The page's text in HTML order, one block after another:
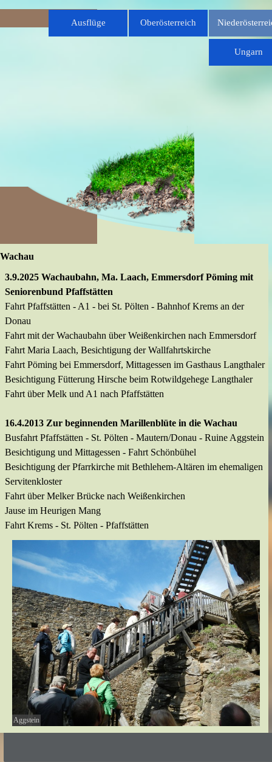
Ausflüge Oberösterreich ▼
Ungarn
Wachau
3.9.2025 Wachaubahn, Ma. Laach, Emmersdorf Pöming mit
Seniorenbund Pfaffstätten
Fahrt Pfaffstätten - A1 - bei St. Pölten - Bahnhof Krems an der
Donau
Fahrt mit der Wachaubahn über Weißenkirchen nach Emmersdorf
Fahrt Maria Laach, Besichtigung der Wallfahrtskirche
Fahrt Pöming bei Emmersdorf, Mittagessen im Gasthaus Langthaler
Besichtigung Fütterung Hirsche beim Rotwildgehege Langthaler
Fahrt über Melk und A1 nach Pfaffstätten
16.4.2013 Zur beginnenden Marillenblüte in die Wachau
Busfahrt Pfaffstätten - St. Pölten - Mautern/Donau - Ruine Aggstein
Besichtigung und Mittagessen - Fahrt Schönbühel
Besichtigung der Pfarrkirche mit Bethlehem-Altären im ehemaligen
Servitenkloster
Fahrt über Melker Brücke nach Weißenkirchen
Jause im Heurigen Mang
Fahrt Krems - St. Pölten - Pfaffstätten
Aggstein